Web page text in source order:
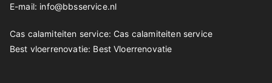
E-mail: info@bbsservice.nl
Cas calamiteiten service: Cas calamiteiten service
Best vloerrenovatie: Best Vloerrenovatie